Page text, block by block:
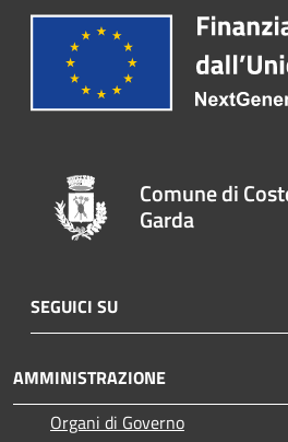
Comune di
Garda
SEGUICI SU
AMMINISTRAZIONE
Organi di Governo